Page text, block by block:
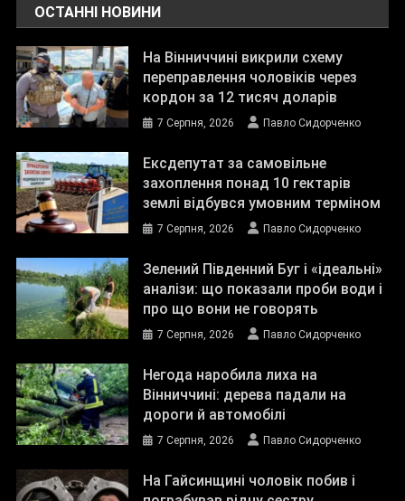
ОСТАННІ НОВИНИ
На Вінниччині викрили схему
переправлення чоловіків через
кордон за 12 тисяч доларів
7 Серпня, 2026 Павло Сидорченко
Ексдепутат за самовільне
захоплення понад 10 гектарів
землі відбувся умовним терміном
7 Серпня, 2026 Павло Сидорченко
Зелений Південний Буг і «ідеальні»
аналізи: що показали проби води і
про що вони не говорять
7 Серпня, 2026 Павло Сидорченко
Негода наробила лиха на
Вінниччині: дерева падали на
дороги й автомобілі
7 Серпня, 2026 Павло Сидорченко
На Гайсинщині чоловік побив і